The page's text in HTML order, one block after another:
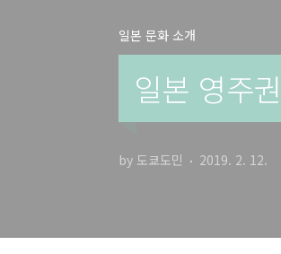
일본 문화 소개
일본 영주
by 도쿄도민 2019. 2. 12.